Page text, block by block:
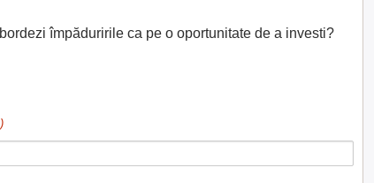
împăduririle ca pe o oportunitate de a investi?